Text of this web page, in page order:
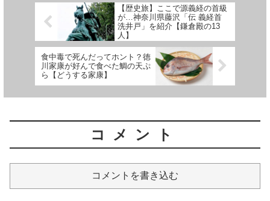
【歴史旅】ここで源義経の首級
が…神奈川県藤沢「伝 義経首
洗井戸」を紹介【鎌倉殿の13
人】
食中毒で死んだってホント？徳
川家康が好んで食べた鯛の天ぷ
ら【どうする家康】
コメント
コメントを書き込む